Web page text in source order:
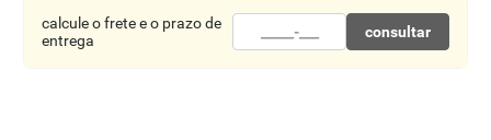
calcule o frete e o prazo de
entrega
consultar